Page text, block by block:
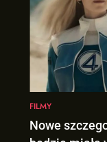
FILMY
Nowe